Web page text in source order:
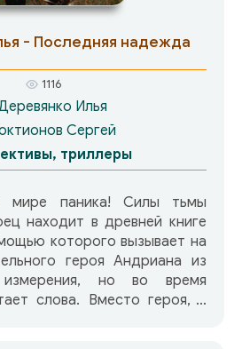
- Последняя надежда
1116
Илья
Сергей
триллеры
мире паника! Силы тьмы
находит в древней книге
которого вызывает на
героя Андриана из
измерения, но во время
слова. Вместо героя, в